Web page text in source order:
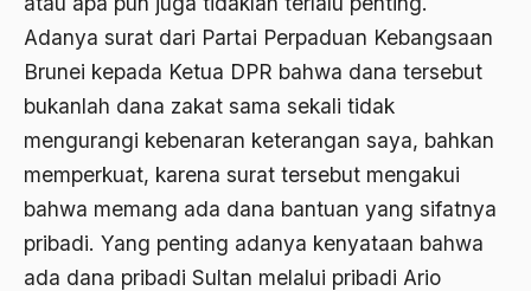
Adanya surat dari Partai Perpaduan Kebangsaan
Brunei kepada Ketua DPR bahwa dana tersebut
bukanlah dana zakat sama sekali tidak
mengurangi kebenaran keterangan saya, bahkan
memperkuat, karena surat tersebut mengakui
bahwa memang ada dana bantuan yang sifatnya
pribadi. Yang penting adanya kenyataan bahwa
ada dana pribadi Sultan melalui pribadi Ario
Asghar Ali Engineer
Asia
Asia Tenggara
Askar